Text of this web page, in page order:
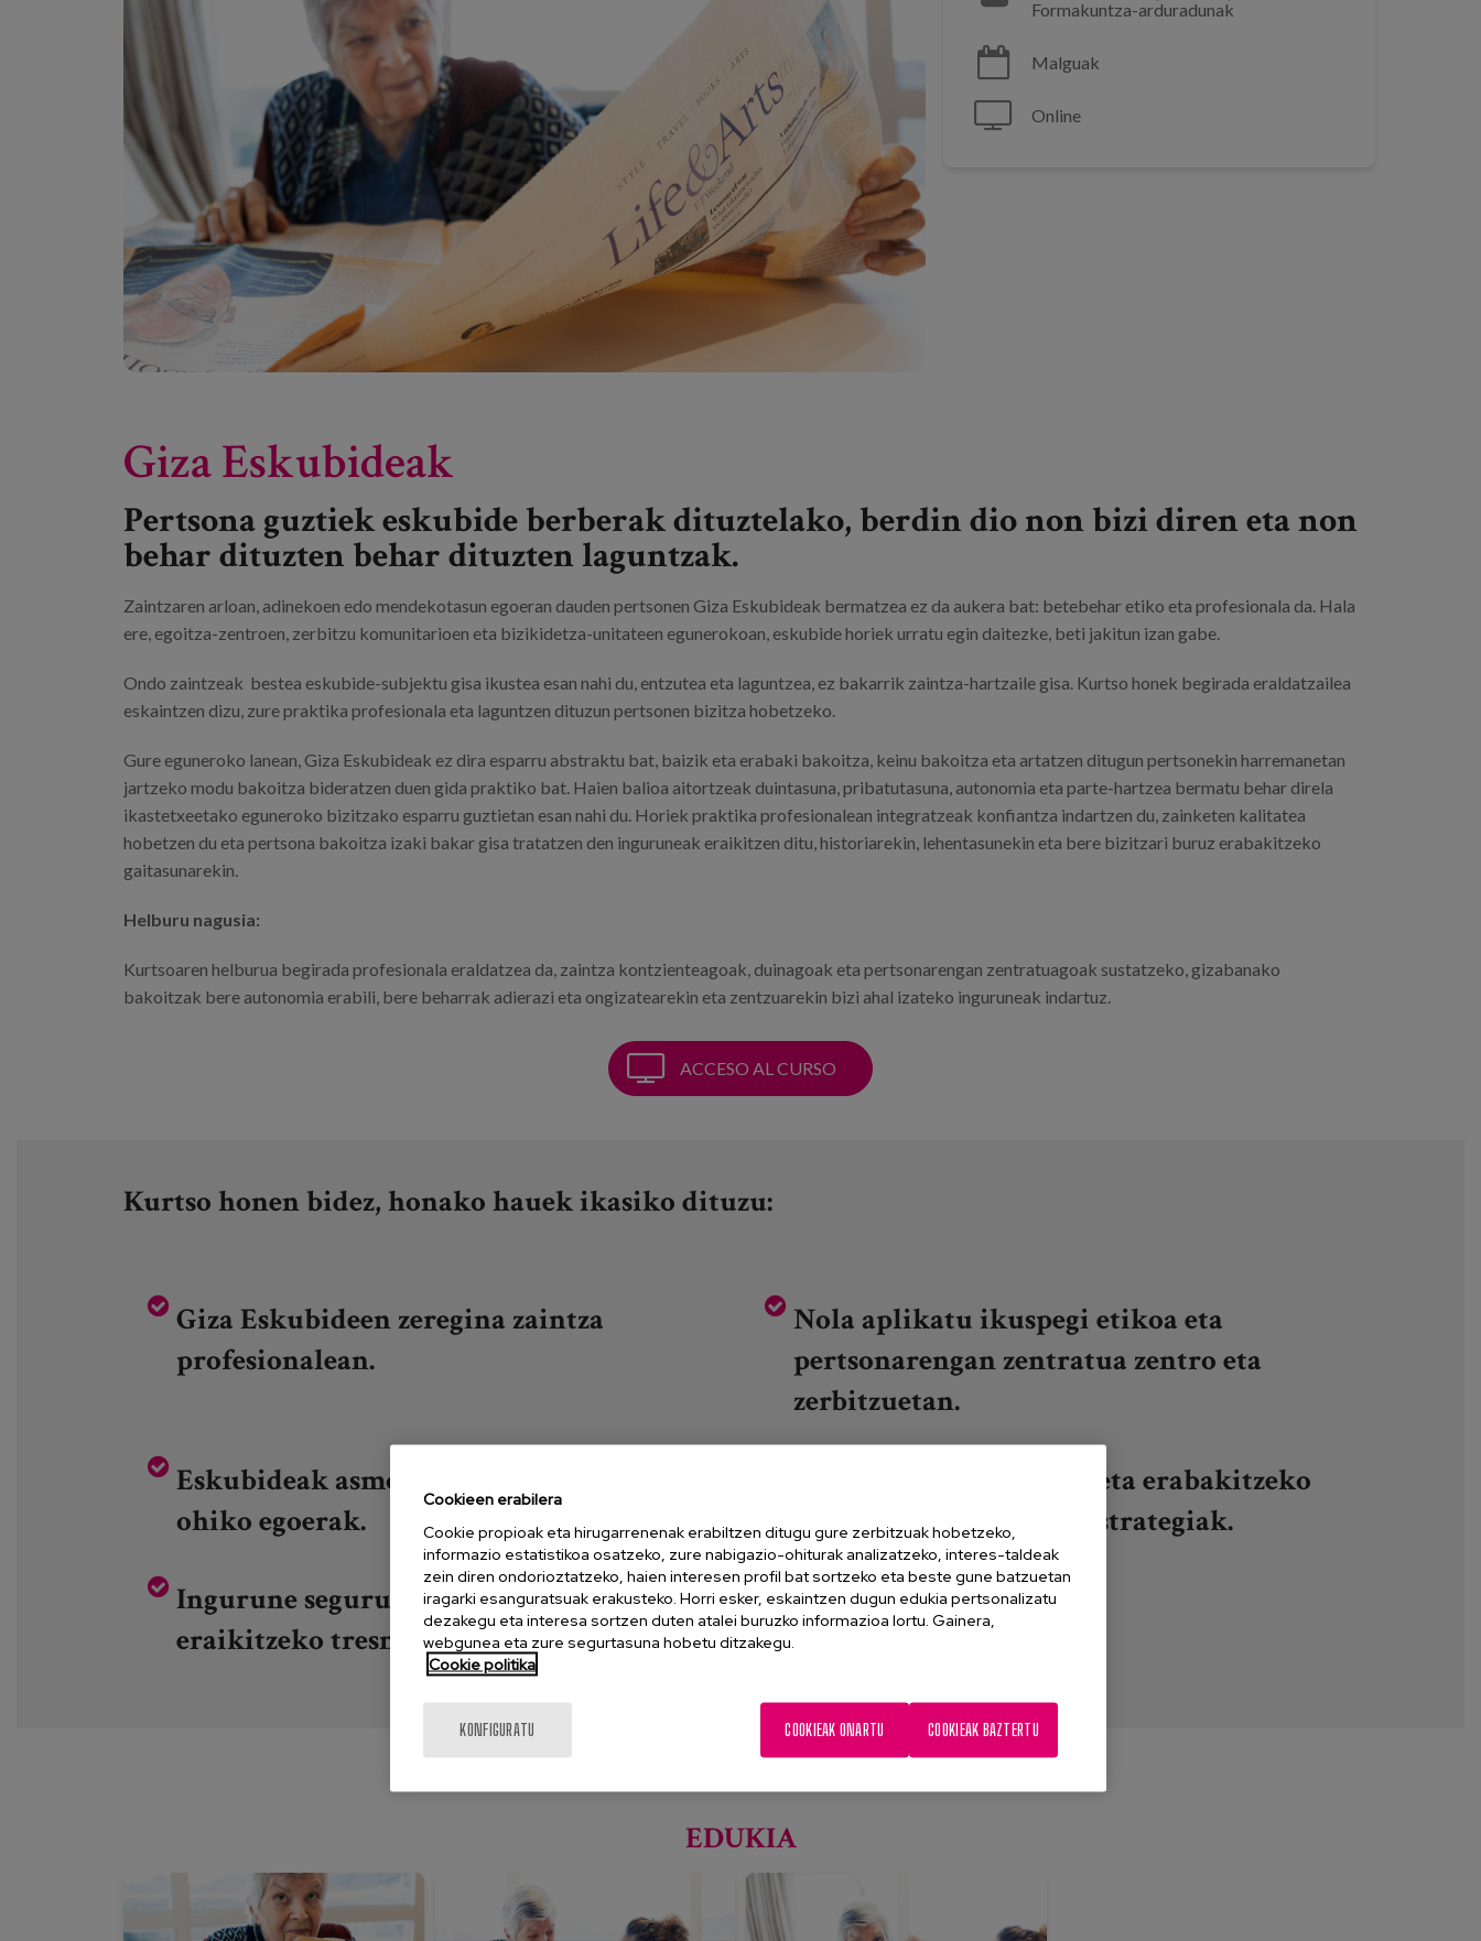
Formakuntza-arduradunak
Malguak
Online
Giza Eskubideak
Pertsona guztiek eskubide berberak dituztelako, berdin dio non bizi diren eta non
behar dituzten behar dituzten laguntzak.
Zaintzaren arloan, adinekoen edo mendekotasun egoeran dauden pertsonen Giza Eskubideak bermatzea ez da aukera bat: betebehar etiko eta profesionala da. Hala
ere, egoitza-zentroen, zerbitzu komunitarioen eta bizikidetza-unitateen egunerokoan, eskubide horiek urratu egin daitezke, beti jakitun izan gabe.
Ondo zaintzeak bestea eskubide-subjektu gisa ikustea esan nahi du, entzutea eta laguntzea, ez bakarrik zaintza-hartzaile gisa. Kurtso honek begirada eraldatzailea
eskaintzen dizu, zure praktika profesionala eta laguntzen dituzun pertsonen bizitza hobetzeko.
Gure eguneroko lanean, Giza Eskubideak ez dira esparru abstraktu bat, baizik eta erabaki bakoitza, keinu bakoitza eta artatzen ditugun pertsonekin harremanetan
jartzeko modu bakoitza bideratzen duen gida praktiko bat. Haien balioa aitortzeak duintasuna, pribatutasuna, autonomia eta parte-hartzea bermatu behar direla
ikastetxeetako eguneroko bizitzako esparru guztietan esan nahi du. Horiek praktika profesionalean integratzeak konfiantza indartzen du, zainketen kalitatea
hobetzen du eta pertsona bakoitza izaki bakar gisa tratatzen den inguruneak eraikitzen ditu, historiarekin, lehentasunekin eta bere bizitzari buruz erabakitzeko
gaitasunarekin.
Helburu nagusia:
Kurtsoaren helburua begirada profesionala eraldatzea da, zaintza kontzienteagoak, duinagoak eta pertsonarengan zentratuagoak sustatzeko, gizabanako
bakoitzak bere autonomia erabili, bere beharrak adierazi eta ongizatearekin eta zentzuarekin bizi ahal izateko inguruneak indartuz.
ACCESO AL CURSO
Kurtso honen bidez, honako hauek ikasiko dituzu:
Giza Eskubideen zeregina zaintza
profesionalean.
Nola aplikatu ikuspegi etikoa eta
pertsonarengan zentratua zentro eta
zerbitzuetan.
Eskubideak asmorik gabe urratzen diren
ohiko egoerak.
Autonomia, errespetua eta erabakitzeko
askatasuna sustatzeko estrategiak.
Ingurune seguruak, duinak eta inklusiboak
eraikitzeko tresna praktikoak.
EDUKIA
Cookieen erabilera
Cookie propioak eta hirugarrenenak erabiltzen ditugu gure zerbitzuak hobetzeko,
informazio estatistikoa osatzeko, zure nabigazio-ohiturak analizatzeko, interes-taldeak
zein diren ondorioztatzeko, haien interesen profil bat sortzeko eta beste gune batzuetan
iragarki esanguratsuak erakusteko. Horri esker, eskaintzen dugun edukia pertsonalizatu
dezakegu eta interesa sortzen duten atalei buruzko informazioa lortu. Gainera,
webgunea eta zure segurtasuna hobetu ditzakegu.
Cookie politika
KONFIGURATU COOKIEAK BAZTERTU
COOKIEAK ONARTU